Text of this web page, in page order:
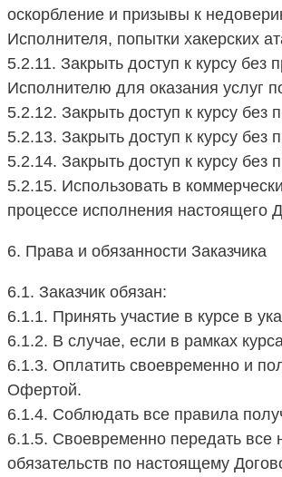
оскорбление и призывы к
Исполнителя, попытки хакерских
5.2.11. Закрыть доступ к курсу
Исполнителю для оказания услуг
5.2.12. Закрыть доступ к курсу
5.2.13. Закрыть доступ к курсу
5.2.14. Закрыть доступ к курсу
5.2.15. Использовать в
процессе исполнения настоящего
6. Права и обязанности Заказчика
6.1. Заказчик обязан:
6.1.1. Принять участие в курсе в
6.1.2. В случае, если в рамках
6.1.3. Оплатить своевременно и
Офертой.
6.1.4. Соблюдать все правила
6.1.5. Своевременно передать
обязательств по настоящему